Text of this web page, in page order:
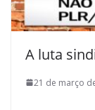
A luta
21 de março